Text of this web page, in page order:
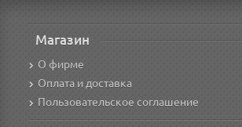
Магазин
О фирме
Оплата и доставка
Пользовательское соглашение